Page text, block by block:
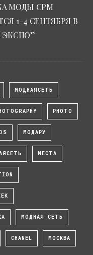
МОДЫ CPM
1–4 СЕНТЯБРЯ В
ЭКСПО”
МОДНАЯСЕТЬ
PHOTO
МОДАРУ
МЕСТА
МОДНАЯ СЕТЬ
CHANEL МОСКВА